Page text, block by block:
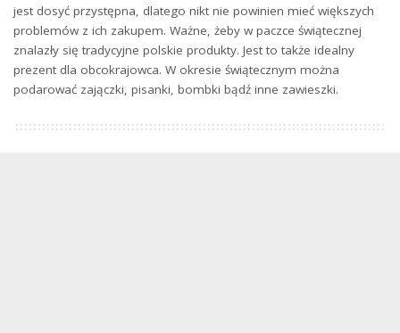
jest dosyć przystępna, dlatego nikt nie powinien mieć większych
problemów z ich zakupem. Ważne, żeby w paczce świątecznej
znalazły się tradycyjne polskie produkty. Jest to także idealny
prezent dla obcokrajowca. W okresie świątecznym można
podarować zajączki, pisanki, bombki bądź inne zawieszki.